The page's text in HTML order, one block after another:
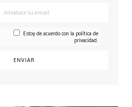
Estoy de acuerdo con la política de
privacidad.